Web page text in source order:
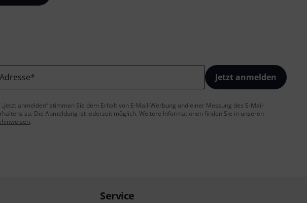
* Jetzt anmelden
anmelden“ stimmen Sie dem Erhalt von E-Mail-Werbung und einer Messung des E-Mail-
zu. Die Abmeldung ist jederzeit möglich. Weitere Informationen finden Sie in unseren
.
Service